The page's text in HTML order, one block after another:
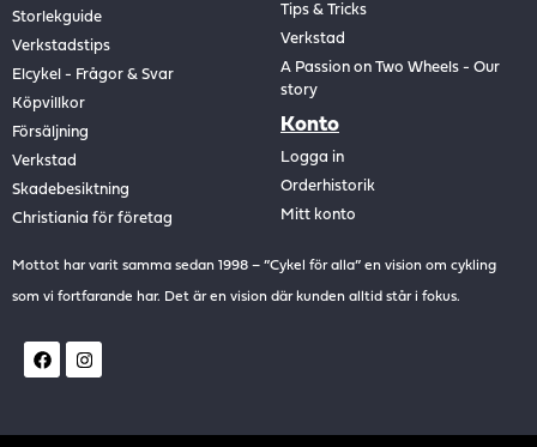
Storlekguide
Verkstadstips
Elcykel - Frågor & Svar
Köpvillkor
Försäljning
Verkstad
Skadebesiktning
Christiania för företag
Tips & Tricks
Verkstad
A Passion on Two Wheels - Our
story
Konto
Logga in
Orderhistorik
Mitt konto
Mottot har varit samma sedan 1998 – ”Cykel för alla” en vision om cykling
som vi fortfarande har. Det är en vision där kunden alltid står i fokus.